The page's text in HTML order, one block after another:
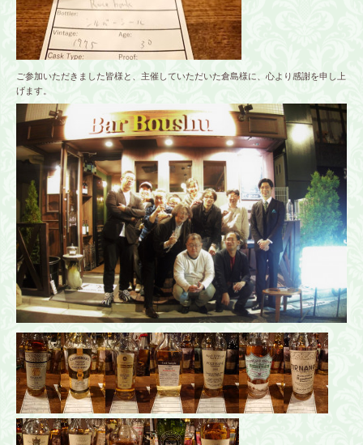
ご参加いただきました皆様と、主催していただいた倉島様に、心より感謝を申し上
げます。